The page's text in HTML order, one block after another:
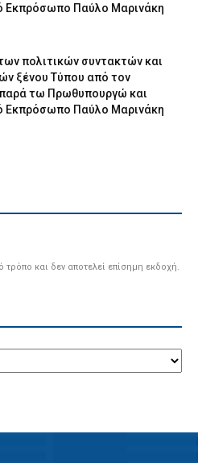
Εκπρόσωπο Παύλο Μαρινάκη
πολιτικών συντακτών και
ξένου Τύπου από τον
τω Πρωθυπουργώ και
Εκπρόσωπο Παύλο Μαρινάκη
και δεν αποτελεί επίσημη εκδοχή.